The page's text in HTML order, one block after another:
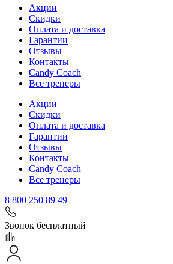
Акции
Скидки
Оплата и доставка
Гарантии
Отзывы
Контакты
Candy Coach
Все тренеры
Акции
Скидки
Оплата и доставка
Гарантии
Отзывы
Контакты
Candy Coach
Все тренеры
8 800 250 89 49
Звонок бесплатный